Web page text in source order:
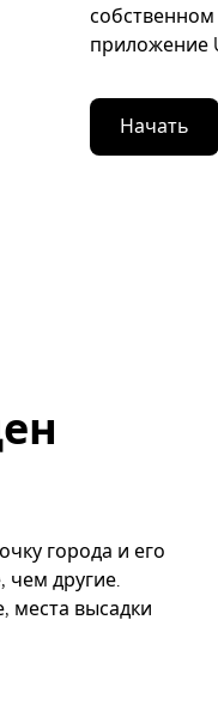
приложение
Начать
города и его
чем другие.
места высадки